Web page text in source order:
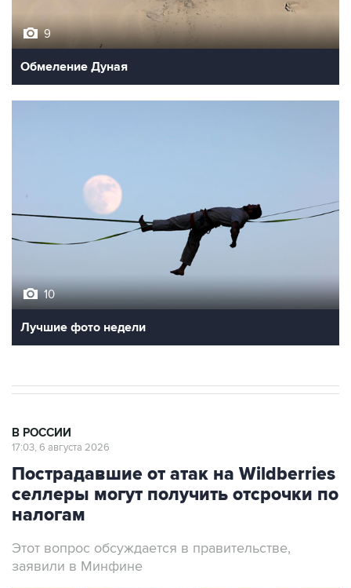
9
Обмеление Дуная
10
Лучшие фото недели
В РОССИИ
17:03, 6 августа 2026
Пострадавшие от атак на Wildberries
селлеры могут получить отсрочки по
налогам
Этот вопрос обсуждается в правительстве,
заявили в Минфине